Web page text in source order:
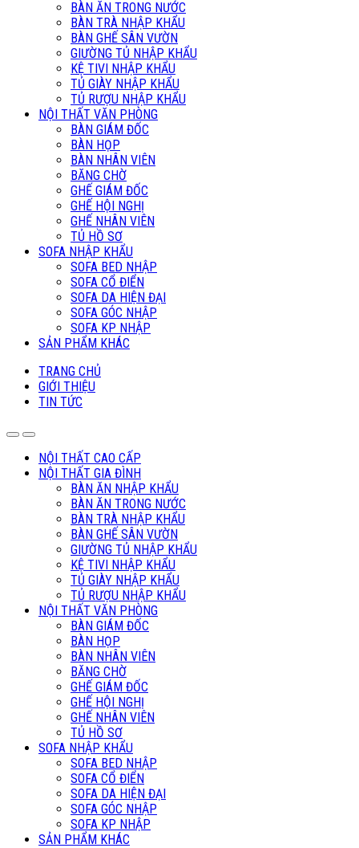
BÀN ĂN TRONG NƯỚC
BÀN TRÀ NHẬP KHẨU
BÀN GHẾ SÂN VƯỜN
GIƯỜNG TỦ NHẬP KHẨU
KỆ TIVI NHẬP KHẨU
TỦ GIÀY NHẬP KHẨU
TỦ RƯỢU NHẬP KHẨU
NỘI THẤT VĂN PHÒNG
BÀN GIÁM ĐỐC
BÀN HỌP
BÀN NHÂN VIÊN
BĂNG CHỜ
GHẾ GIÁM ĐỐC
GHẾ HỘI NGHỊ
GHẾ NHÂN VIÊN
TỦ HỒ SƠ
SOFA NHẬP KHẨU
SOFA BED NHẬP
SOFA CỔ ĐIỂN
SOFA DA HIỆN ĐẠI
SOFA GÓC NHẬP
SOFA KP NHẬP
SẢN PHẨM KHÁC
TRANG CHỦ
GIỚI THIỆU
TIN TỨC
NỘI THẤT CAO CẤP
NỘI THẤT GIA ĐÌNH
BÀN ĂN NHẬP KHẨU
BÀN ĂN TRONG NƯỚC
BÀN TRÀ NHẬP KHẨU
BÀN GHẾ SÂN VƯỜN
GIƯỜNG TỦ NHẬP KHẨU
KỆ TIVI NHẬP KHẨU
TỦ GIÀY NHẬP KHẨU
TỦ RƯỢU NHẬP KHẨU
NỘI THẤT VĂN PHÒNG
BÀN GIÁM ĐỐC
BÀN HỌP
BÀN NHÂN VIÊN
BĂNG CHỜ
GHẾ GIÁM ĐỐC
GHẾ HỘI NGHỊ
GHẾ NHÂN VIÊN
TỦ HỒ SƠ
SOFA NHẬP KHẨU
SOFA BED NHẬP
SOFA CỔ ĐIỂN
SOFA DA HIỆN ĐẠI
SOFA GÓC NHẬP
SOFA KP NHẬP
SẢN PHẨM KHÁC